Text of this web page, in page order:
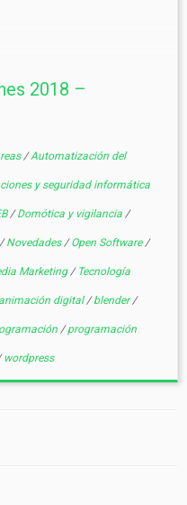
2018 –
/Automatización del
y seguridad informática
/Domótica y vigilancia /
/Novedades /Open Software /
Marketing / Tecnología
animación digital/blender/
/programación
wordpress